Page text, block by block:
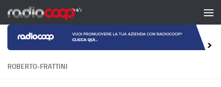
Salta al contenuto
ROBERTO-FRATTINI